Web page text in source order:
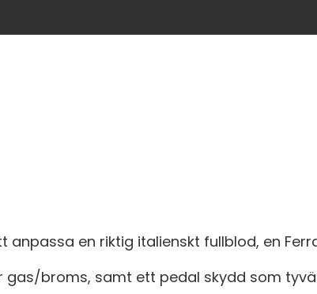
en riktig italienskt fullblod, en
broms, samt ett pedal skydd som